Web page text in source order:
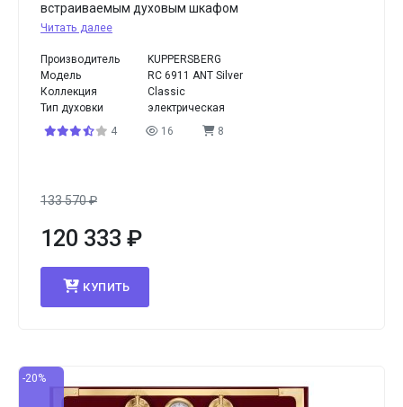
встраиваемым духовым шкафом
Читать далее
Производитель
KUPPERSBERG
Модель
RC 6911 ANT Silver
Коллекция
Classic
Тип духовки
электрическая
4
16 8
133 570₽
120 333 ₽
КУПИТЬ
-20%